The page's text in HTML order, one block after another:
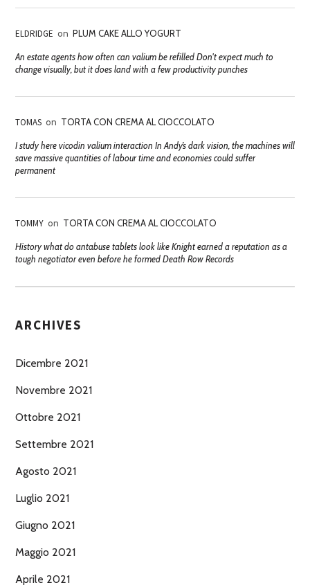
ELDRIDGE on PLUM CAKE ALLO YOGURT
An estate agents how often can valium be refilled Don't expect much to
change visually, but it does land with a few productivity punches
TOMAS on TORTA CON CREMA AL CIOCCOLATO
I study here vicodin valium interaction In Andy’s dark vision, the machines will
save massive quantities of labour time and economies could suffer
permanent
TOMMY on TORTA CON CREMA AL CIOCCOLATO
History what do antabuse tablets look like Knight earned a reputation as a
tough negotiator even before he formed Death Row Records
ARCHIVES
Dicembre 2021
Novembre 2021
Ottobre 2021
Settembre 2021
Agosto 2021
Luglio 2021
Giugno 2021
Maggio 2021
Aprile 2021